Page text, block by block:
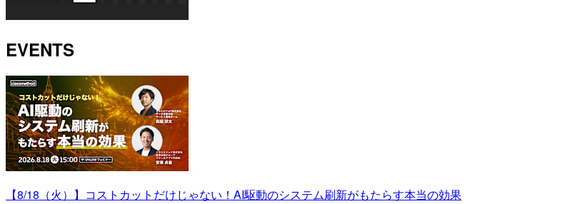
EVENTS
【8/18（火）】コストカットだけじゃない！AI駆動のシステム刷新がもたらす本当の効果